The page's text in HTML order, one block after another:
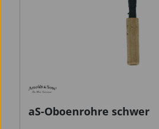
aS-Oboenrohre schwer